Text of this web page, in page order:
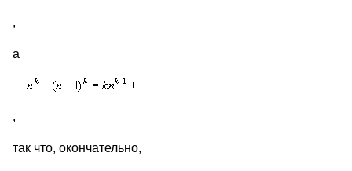
,
а
,
так что, окончательно,